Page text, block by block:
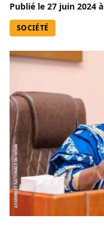
Publié le 27 juin 2024 à
SOCIÉTÉ